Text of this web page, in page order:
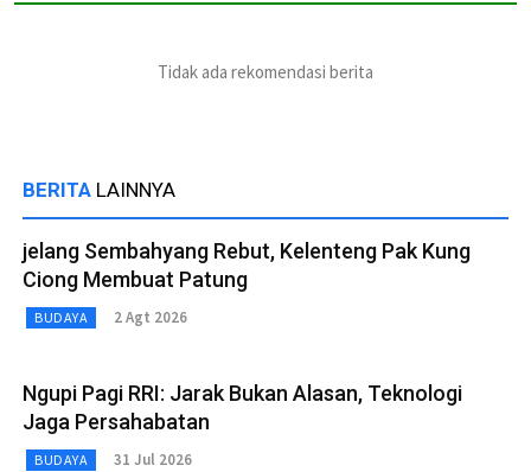
Tidak ada rekomendasi berita
BERITA LAINNYA
jelang Sembahyang Rebut, Kelenteng Pak Kung
Ciong Membuat Patung
BUDAYA 2 Agt 2026
Ngupi Pagi RRI: Jarak Bukan Alasan, Teknologi
Jaga Persahabatan
BUDAYA 31 Jul 2026